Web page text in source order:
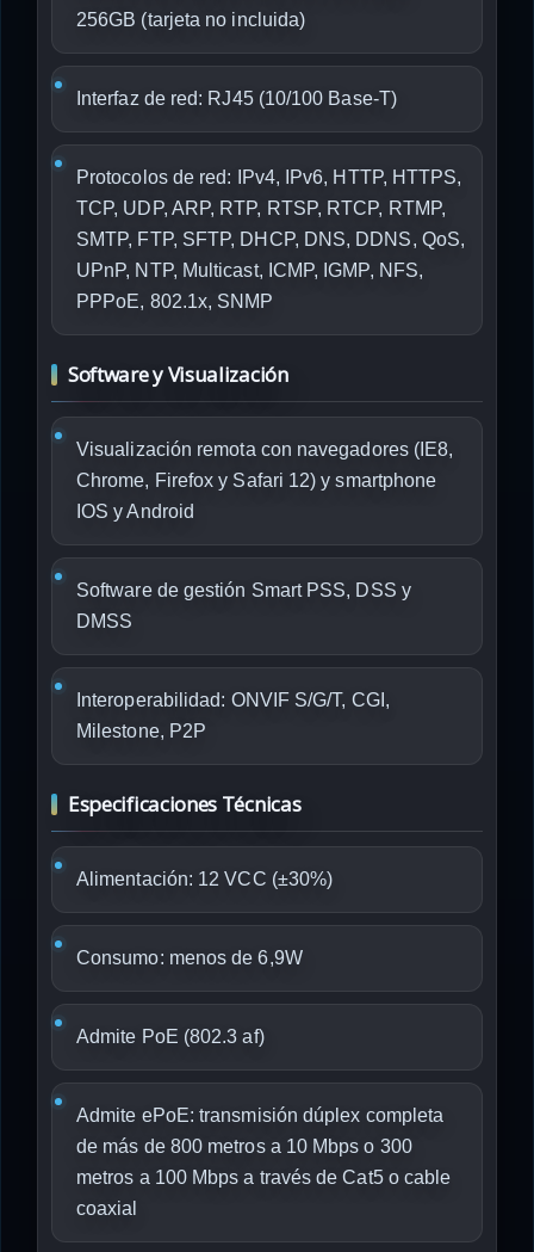
256GB (tarjeta no incluida)
Interfaz de red: RJ45 (10/100 Base-T)
Protocolos de red: IPv4, IPv6, HTTP, HTTPS,
TCP, UDP, ARP, RTP, RTSP, RTCP, RTMP,
SMTP, FTP, SFTP, DHCP, DNS, DDNS, QoS,
UPnP, NTP, Multicast, ICMP, IGMP, NFS,
PPPoE, 802.1x, SNMP
Software y Visualización
Visualización remota con navegadores (IE8,
Chrome, Firefox y Safari 12) y smartphone
IOS y Android
Software de gestión Smart PSS, DSS y
DMSS
Interoperabilidad: ONVIF S/G/T, CGI,
Milestone, P2P
Especificaciones Técnicas
Alimentación: 12 VCC (±30%)
Consumo: menos de 6,9W
Admite PoE (802.3 af)
Admite ePoE: transmisión dúplex completa
de más de 800 metros a 10 Mbps o 300
metros a 100 Mbps a través de Cat5 o cable
coaxial